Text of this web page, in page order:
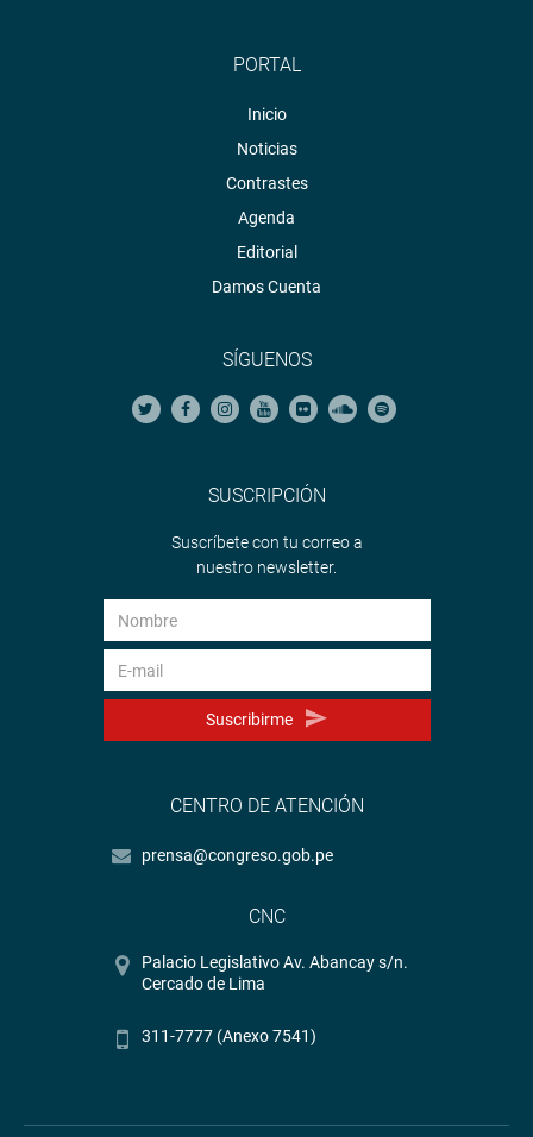
PORTAL
Inicio
Noticias
Contrastes
Agenda
Editorial
Damos Cuenta
SÍGUENOS
SUSCRIPCIÓN
Suscríbete con tu correo a
nuestro newsletter.
Suscribirme
CENTRO DE ATENCIÓN
prensa@congreso.gob.pe
CNC
Palacio Legislativo Av. Abancay s/n.
Cercado de Lima
311-7777 (Anexo 7541)